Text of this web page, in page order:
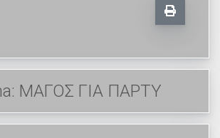
ΜΑΓΟΣ ΓΙΑ ΠΑΡΤΥ